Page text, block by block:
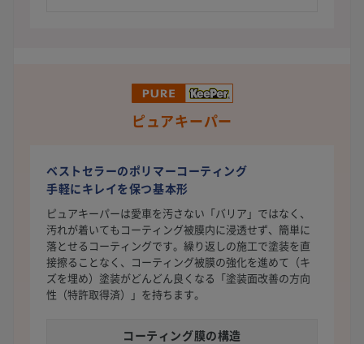
ピュアキーパー
ベストセラーのポリマーコーティング
手軽にキレイを保つ基本形
ピュアキーパーは愛車を汚さない「バリア」ではなく、
汚れが着いてもコーティング被膜内に浸透せず、簡単に
落とせるコーティングです。繰り返しの施工で塗装を直
接擦ることなく、コーティング被膜の強化を進めて（キ
ズを埋め）塗装がどんどん良くなる「塗装面改善の方向
性（特許取得済）」を持ちます。
コーティング膜の構造